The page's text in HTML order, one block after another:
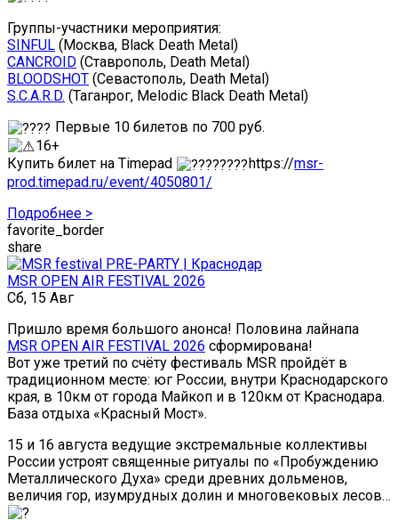
Группы-участники мероприятия:
SINFUL (Москва, Black Death Metal)
CANCROID (Ставрополь, Death Metal)
BLOODSHOT (Севастополь, Death Metal)
S.C.A.R.D. (Таганрог, Melodic Black Death Metal)
Первые 10 билетов по 700 руб.
16+
Купить билет на Timepad
https://msr-
prod.timepad.ru/event/4050801/
Подробнее >
favorite_border
share
MSR OPEN AIR FESTIVAL 2026
Сб, 15 Авг
Пришло время большого анонса! Половина лайнапа
MSR OPEN AIR FESTIVAL 2026 сформирована!
Вот уже третий по счёту фестиваль MSR пройдёт в
традиционном месте: юг России, внутри Краснодарского
края, в 10км от города Майкоп и в 120км от Краснодара.
База отдыха «Красный Мост».
15 и 16 августа ведущие экстремальные коллективы
России устроят священные ритуалы по «Пробуждению
Металлического Духа» среди древних дольменов,
величия гор, изумрудных долин и многовековых лесов…